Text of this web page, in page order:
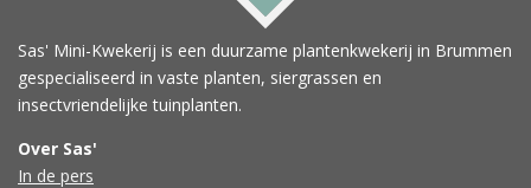
Sas' Mini-Kwekerij is een duurzame plantenkwekerij in Brummen
gespecialiseerd in vaste planten, siergrassen en
insectvriendelijke tuinplanten.
Over Sas'
In de pers